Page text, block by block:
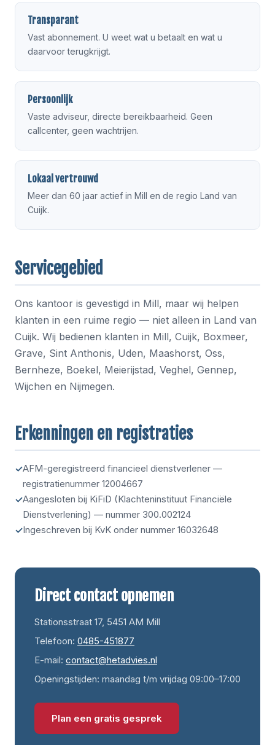
Transparant
Vast abonnement. U weet wat u betaalt en wat u
daarvoor terugkrijgt.
Persoonlijk
Vaste adviseur, directe bereikbaarheid. Geen
callcenter, geen wachtrijen.
Lokaal vertrouwd
Meer dan 60 jaar actief in Mill en de regio Land van
Cuijk.
Servicegebied
Ons kantoor is gevestigd in Mill, maar wij helpen
klanten in een ruime regio — niet alleen in Land van
Cuijk. Wij bedienen klanten in Mill, Cuijk, Boxmeer,
Grave, Sint Anthonis, Uden, Maashorst, Oss,
Bernheze, Boekel, Meierijstad, Veghel, Gennep,
Wijchen en Nijmegen.
Erkenningen en registraties
AFM-geregistreerd financieel dienstverlener —
registratienummer 12004667
Aangesloten bij KiFiD (Klachteninstituut Financiële
Dienstverlening) — nummer 300.002124
Ingeschreven bij KvK onder nummer 16032648
Direct contact opnemen
Stationsstraat 17, 5451 AM Mill
Telefoon: 0485-451877
E-mail: contact@hetadvies.nl
Openingstijden: maandag t/m vrijdag 09:00–17:00
Plan een gratis gesprek